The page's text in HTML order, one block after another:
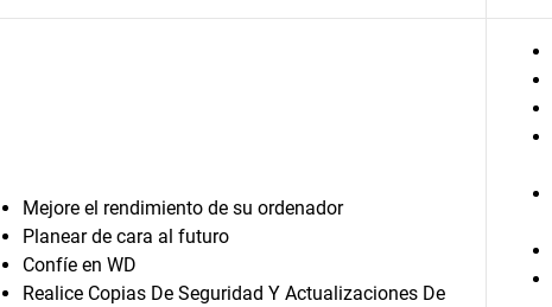
Mejore el rendimiento de su ordenador
Planear de cara al futuro
Confíe en WD
Realice Copias De Seguridad Y Actualizaciones De